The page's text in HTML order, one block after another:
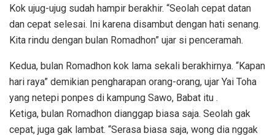
Kok ujug-ujug sudah hampir berakhir. “Seolah cepat datan
dan cepat selesai. Ini karena disambut dengan hati senang.
Kita rindu dengan bulan Romadhon” ujar si penceramah.
Kedua, bulan Romadhon kok lama sekali berakhirnya. “Kapan
hari raya” demikian pengharapan orang-orang, ujar Yai Toha
yang netepi ponpes di kampung Sawo, Babat itu .
Ketiga, bulan Romadhon dianggap biasa saja. Seolah gak
cepat, juga gak lambat. “Serasa biasa saja, wong dia nggak